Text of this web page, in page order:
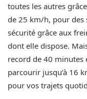
toutes les autres
de 25 km/h, pour des
sécurité grâce aux
dont elle dispose.
record de 40 minutes
parcourir jusqu’à 16
pour vos trajets